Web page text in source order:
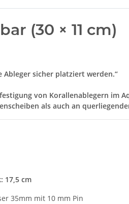
(30 × 11 cm)
Ableger sicher platziert werden.“
von Korallenablegern im
als auch an
17,5 cm
35mm mit 10 mm Pin